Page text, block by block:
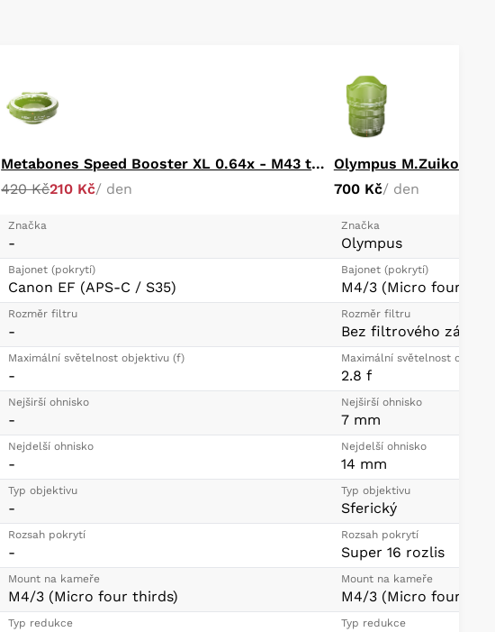
Metabones Speed Booster XL 0.64x - M43 to Canon EF
420 Kč210 Kč/ den
Značka
-
Bajonet (pokrytí)
Canon EF (APS-C / S35)
Rozměr filtru
-
Maximální světelnost objektivu (f)
-
Nejširší ohnisko
-
Nejdelší ohnisko
-
Typ objektivu
-
Rozsah pokrytí
-
Mount na kameře
M4/3 (Micro four thirds)
Typ redukce
Olympus M.Zuiko
700 Kč/ den
Značka
Olympus
Bajonet (pokrytí)
M4/3 (Micro four
Rozměr filtru
Bez filtrového závitu
Maximální světelnost
2.8 f
Nejširší ohnisko
7 mm
Nejdelší ohnisko
14 mm
Typ objektivu
Sferický
Rozsah pokrytí
Super 16 rozlis
Mount na kameře
M4/3 (Micro four
Typ redukce